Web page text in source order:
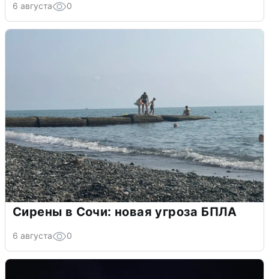
6 августа 0
Сирены в Сочи: новая угроза БПЛА
6 августа 0